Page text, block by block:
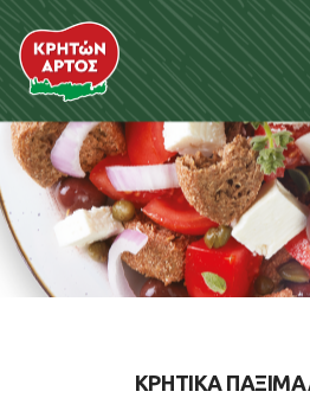
Η Εταιρεία
Προϊόντα
Κρητική Διατροφή
ΚΡΗΤΙΚΑ